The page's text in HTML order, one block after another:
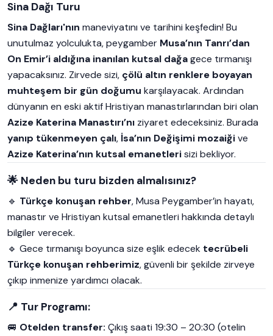
Sina Dağı Turu
Sina Dağları'nın maneviyatını ve tarihini keşfedin! Bu
unutulmaz yolculukta, peygamber Musa’nın Tanrı’dan
On Emir’i aldığına inanılan kutsal dağagece tırmanışı
yapacaksınız. Zirvede sizi, çölü altın renklere boyayan
muhteşem bir gün doğumu karşılayacak. Ardından
dünyanın en eski aktif Hristiyan manastırlarından biri olan
Azize Katerina Manastırı’nı ziyaret edeceksiniz. Burada
yanıp tükenmeyen çalı, İsa’nın Değişimi mozaiğive
Azize Katerina’nın kutsal emanetlerisizi bekliyor.
🌟 Neden bu turu bizden almalısınız?
🔹 Türkçe konuşan rehber, Musa Peygamber’in hayatı,
manastır ve Hristiyan kutsal emanetleri hakkında detaylı
bilgiler verecek.
🔹 Gece tırmanışı boyunca size eşlik edecek tecrübeli
Türkçe konuşan rehberimiz, güvenli bir şekilde zirveye
çıkıp inmenize yardımcı olacak.
📍 Tur Programı:
🚐 Otelden transfer: Çıkış saati 19:30 – 20:30 (otelin